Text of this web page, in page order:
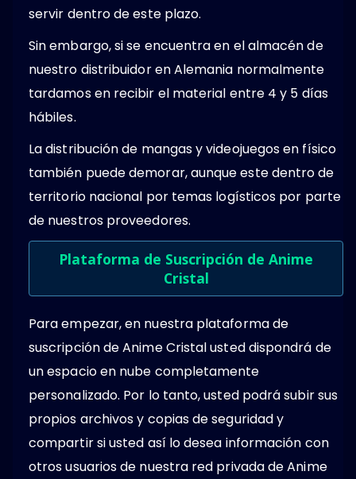
servir dentro de este plazo.
Sin embargo, si se encuentra en el almacén de
nuestro distribuidor en Alemania normalmente
tardamos en recibir el material entre 4 y 5 días
hábiles.
La distribución de mangas y videojuegos en físico
también puede demorar, aunque este dentro de
territorio nacional por temas logísticos por parte
de nuestros proveedores.
Plataforma de Suscripción de Anime
Cristal
Para empezar, en nuestra plataforma de
suscripción de Anime Cristal usted dispondrá de
un espacio en nube completamente
personalizado. Por lo tanto, usted podrá subir sus
propios archivos y copias de seguridad y
compartir si usted así lo desea información con
otros usuarios de nuestra red privada de Anime